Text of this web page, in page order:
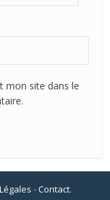
mon site dans le
-Contact.